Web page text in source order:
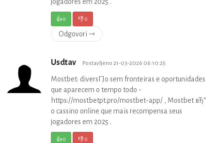
jogadores em 2025 .
👍0 👎0
Odgovori ⇾
Usdtav Postavljeno 21-03-2026 06:10:25
Mostbet: diversГЈo sem fronteiras e oportunidades
que aparecem o tempo todo -
https://mostbetpt.pro/mostbet-app/ , Mostbet вЂ“
o cassino online que mais recompensa seus
jogadores em 2025 .
👍0 👎0